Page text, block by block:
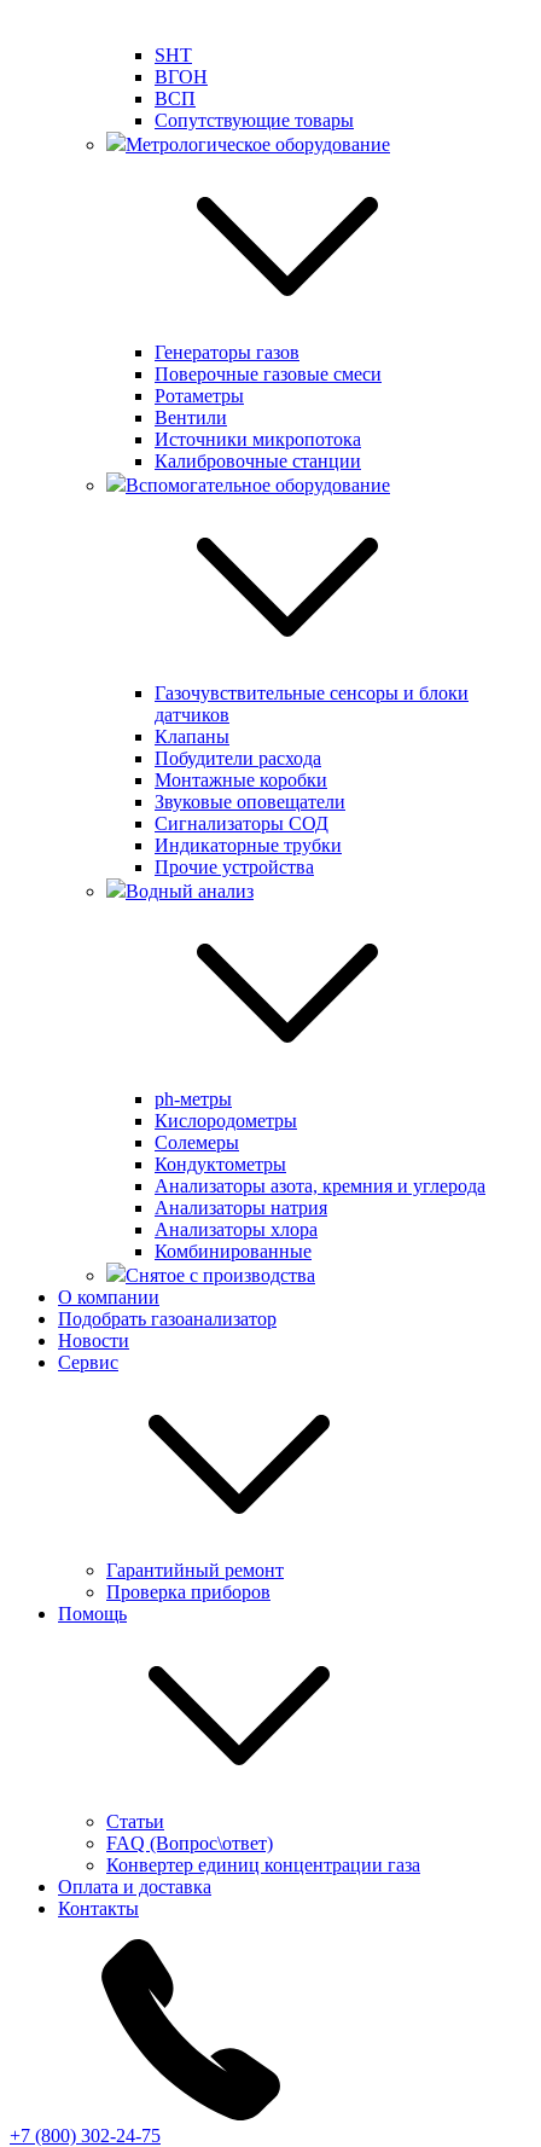
SHT
ВГОН
ВСП
Сопутствующие товары
Метрологическое оборудование
Генераторы газов
Поверочные газовые смеси
Ротаметры
Вентили
Источники микропотока
Калибровочные станции
Вспомогательное оборудование
Газочувствительные сенсоры и блоки
датчиков
Клапаны
Побудители расхода
Монтажные коробки
Звуковые оповещатели
Сигнализаторы СОД
Индикаторные трубки
Прочие устройства
Водный анализ
ph-метры
Кислородометры
Солемеры
Кондуктометры
Анализаторы азота, кремния и углерода
Анализаторы натрия
Анализаторы хлора
Комбинированные
Снятое с производства
О компании
Подобрать газоанализатор
Новости
Сервис
Гарантийный ремонт
Проверка приборов
Помощь
Статьи
FAQ (Вопрос\ответ)
Конвертер единиц концентрации газа
Оплата и доставка
Контакты
+7 (800) 302-24-75